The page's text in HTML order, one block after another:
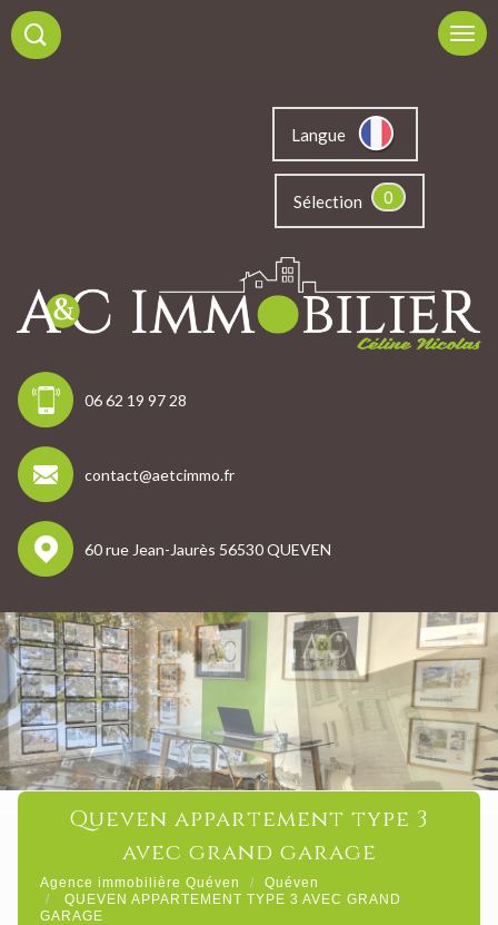
Langue
Sélection 0
06 62 19 97 28
contact@aetcimmo.fr
60 rue Jean-Jaurès 56530 QUEVEN
queven appartement type 3
avec grand garage
Agence immobilière Quéven
Quéven
QUEVEN APPARTEMENT TYPE 3 AVEC GRAND
GARAGE